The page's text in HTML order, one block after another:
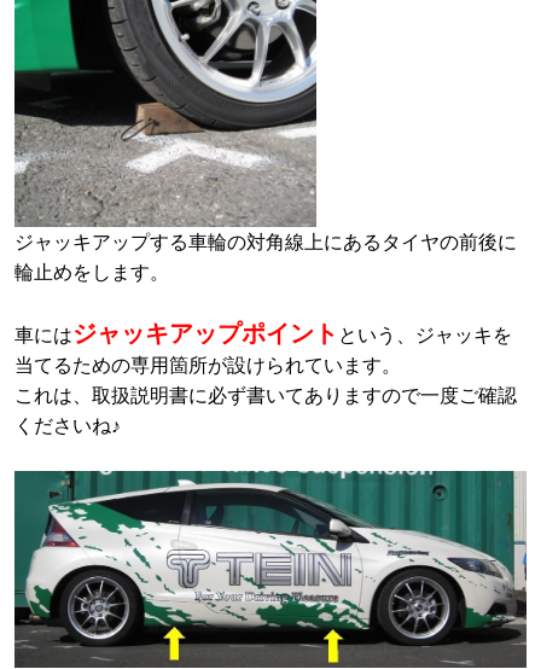
ジャッキアップする車輪の対角線上にあるタイヤの前後に
輪止めをします。
車にはジャッキアップポイント という、ジャッキを
当てるための専用箇所が設けられています。
これは、取扱説明書に必ず書いてありますので一度ご確認
くださいね♪